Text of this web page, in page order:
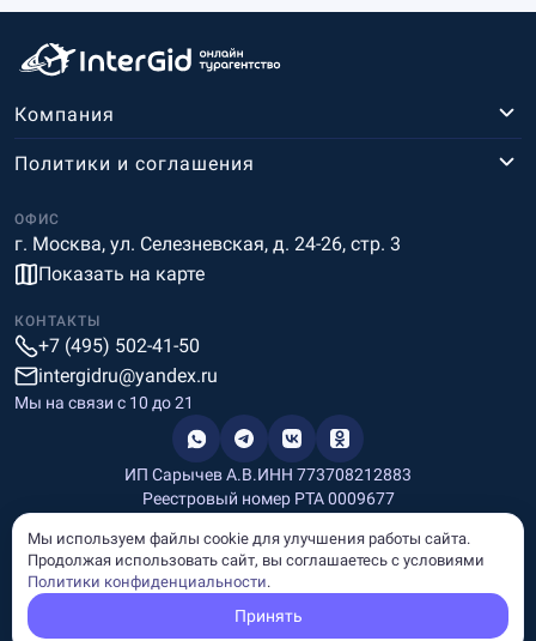
Компания
ОФИС
г. Москва, ул. Селезневская, д. 24-26, стр. 3
Показать на карте
Политики и соглашения
КОНТАКТЫ
+7 (495) 502-41-50
intergidru@yandex.ru
Мы на связи c 10 до 21
ИП Сарычев А.В.ИНН 773708212883
Реестровый номер РТА 0009677
Информация, размещённая на сайте, носит информационный
характер и не является рекламой и публичной офертой.
Мы используем файлы cookie для улучшения работы сайта.
Продолжая использовать сайт, вы соглашаетесь с условиями
Политики конфиденциальности.
Принять